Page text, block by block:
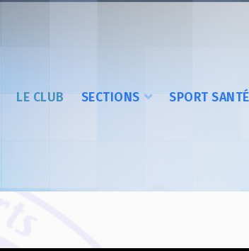
LE CLUB SECTIONS SPORT SANTÉ